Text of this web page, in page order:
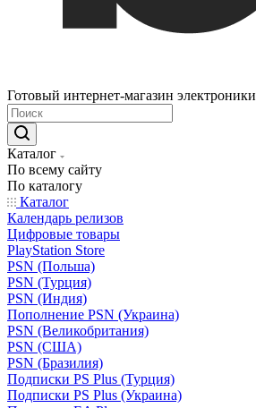
Готовый интернет-магазин электроники
Каталог
По всему сайту
По каталогу
Каталог
Календарь релизов
Цифровые товары
PlayStation Store
PSN (Польша)
PSN (Турция)
PSN (Индия)
Пополнение PSN (Украина)
PSN (Великобритания)
PSN (США)
PSN (Бразилия)
Подписки PS Plus (Турция)
Подписки PS Plus (Украина)